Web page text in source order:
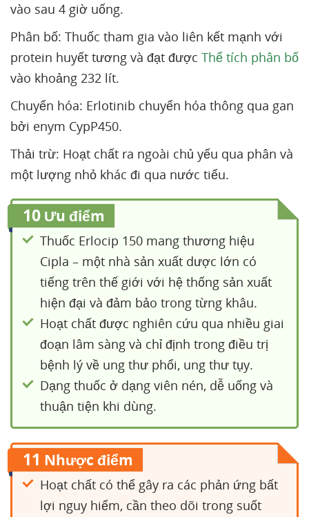
vào sau 4 giờ uống.
Phân bố: Thuốc tham gia vào liên kết mạnh với
protein huyết tương và đạt được Thể tích phân bố
vào khoảng 232 lít.
Chuyển hóa: Erlotinib chuyển hóa thông qua gan
bởi enym CypP450.
Thải trừ: Hoạt chất ra ngoài chủ yếu qua phân và
một lượng nhỏ khác đi qua nước tiểu.
10 Ưu điểm
Thuốc Erlocip 150 mang thương hiệu
Cipla – một nhà sản xuất dược lớn có
tiếng trên thế giới với hệ thống sản xuất
hiện đại và đảm bảo trong từng khâu.
Hoạt chất được nghiên cứu qua nhiều giai
đoạn lâm sàng và chỉ định trong điều trị
bệnh lý về ung thư phổi, ung thư tụy.
Dạng thuốc ở dạng viên nén, dễ uống và
thuận tiện khi dùng.
11 Nhược điểm
Hoạt chất có thể gây ra các phản ứng bất
lợi nguy hiểm, cần theo dõi trong suốt